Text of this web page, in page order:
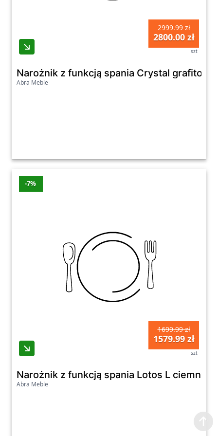
2999.99 zł
2800.00 zł
szt
Narożnik z funkcją spania Crystal
Abra Meble
-7%
1699.99 zł
1579.99 zł
szt
Narożnik z funkcją spania Lotos L ciemny
Abra Meble